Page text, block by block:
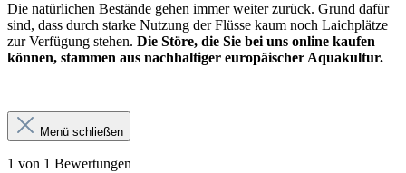
Die natürlichen Bestände gehen immer weiter zurück. Grund dafür
sind, dass durch starke Nutzung der Flüsse kaum noch Laichplätze
zur Verfügung stehen. Die Störe, die Sie bei uns online kaufen
können, stammen aus nachhaltiger europäischer Aquakultur.
Menü schließen
1 von 1 Bewertungen